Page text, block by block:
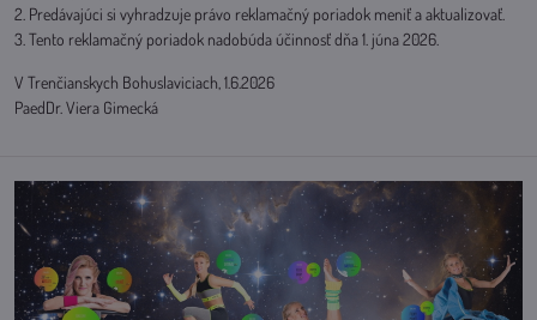
2. Predávajúci si vyhradzuje právo reklamačný poriadok meniť a aktualizovať.
3. Tento reklamačný poriadok nadobúda účinnosť dňa 1. júna 2026.
V Trenčianskych Bohuslaviciach, 1.6.2026
PaedDr. Viera Gimecká